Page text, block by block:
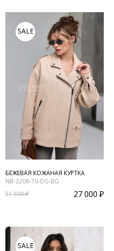
SALE
БЕЖЕВАЯ КОЖАНАЯ КУРТКА
NB-2206-70-DG-BG
51 500 ₽
27 000 ₽
SALE